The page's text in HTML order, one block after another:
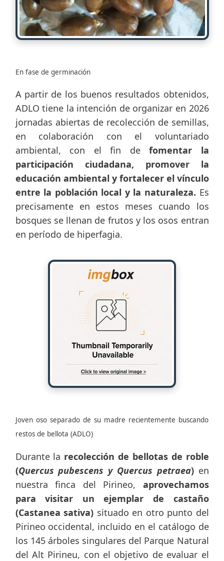
En fase de germinación
A partir de los buenos resultados obtenidos,
ADLO tiene la intención de organizar en 2026
jornadas abiertas de recolección de semillas,
en colaboración con el voluntariado
ambiental, con el fin de
fomentar la
participación ciudadana, promover la
educación ambiental y fortalecer el vínculo
entre la población local y la naturaleza. Es
precisamente en estos meses cuando los
bosques se llenan de frutos y los osos entran
en período de hiperfagia.
Joven oso separado de su madre recientemente buscando
restos de bellota (ADLO)
Durante la recolección de bellotas de roble
(Quercus pubescens y Quercus petraea) en
nuestra finca del Pirineo,
aprovechamos
para visitar un ejemplar de castaño
(Castanea sativa) situado en otro punto del
Pirineo occidental, incluido en el catálogo de
los 145 árboles singulares del Parque Natural
del Alt Pirineu, con el objetivo de evaluar el